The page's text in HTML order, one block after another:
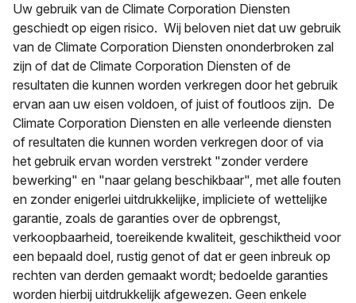
Uw gebruik van de Climate Corporation Diensten
geschiedt op eigen risico. Wij beloven niet dat uw gebruik
van de Climate Corporation Diensten ononderbroken zal
zijn of dat de Climate Corporation Diensten of de
resultaten die kunnen worden verkregen door het gebruik
ervan aan uw eisen voldoen, of juist of foutloos zijn. De
Climate Corporation Diensten en alle verleende diensten
of resultaten die kunnen worden verkregen door of via
het gebruik ervan worden verstrekt "zonder verdere
bewerking" en "naar gelang beschikbaar", met alle fouten
en zonder enigerlei uitdrukkelijke, impliciete of wettelijke
garantie, zoals de garanties over de opbrengst,
verkoopbaarheid, toereikende kwaliteit, geschiktheid voor
een bepaald doel, rustig genot of dat er geen inbreuk op
rechten van derden gemaakt wordt; bedoelde garanties
worden hierbij uitdrukkelijk afgewezen. Geen enkele